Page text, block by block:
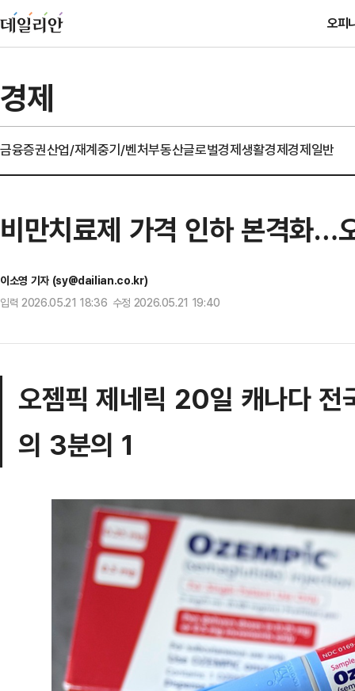
오피
경제
금융증권산업/재계중기/벤처부동산글로벌경제생활경제경제일반
비만치료제 가격 인하 본격화…
이소영 기자 (sy@dailian.co.kr)
입력 2026.05.21 18:36 수정 2026.05.21 19:40
오젬픽 제네릭 20일 캐나다
의 3분의 1